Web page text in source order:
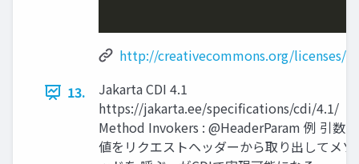
http://creativecommons.org/licenses/
13.
Jakarta CDI 4.1
https://jakarta.ee/specifications/cdi/4.1/
Method Invokers : @HeaderParam 例 引数の
値をリクエストヘッダーから取り出してメソ